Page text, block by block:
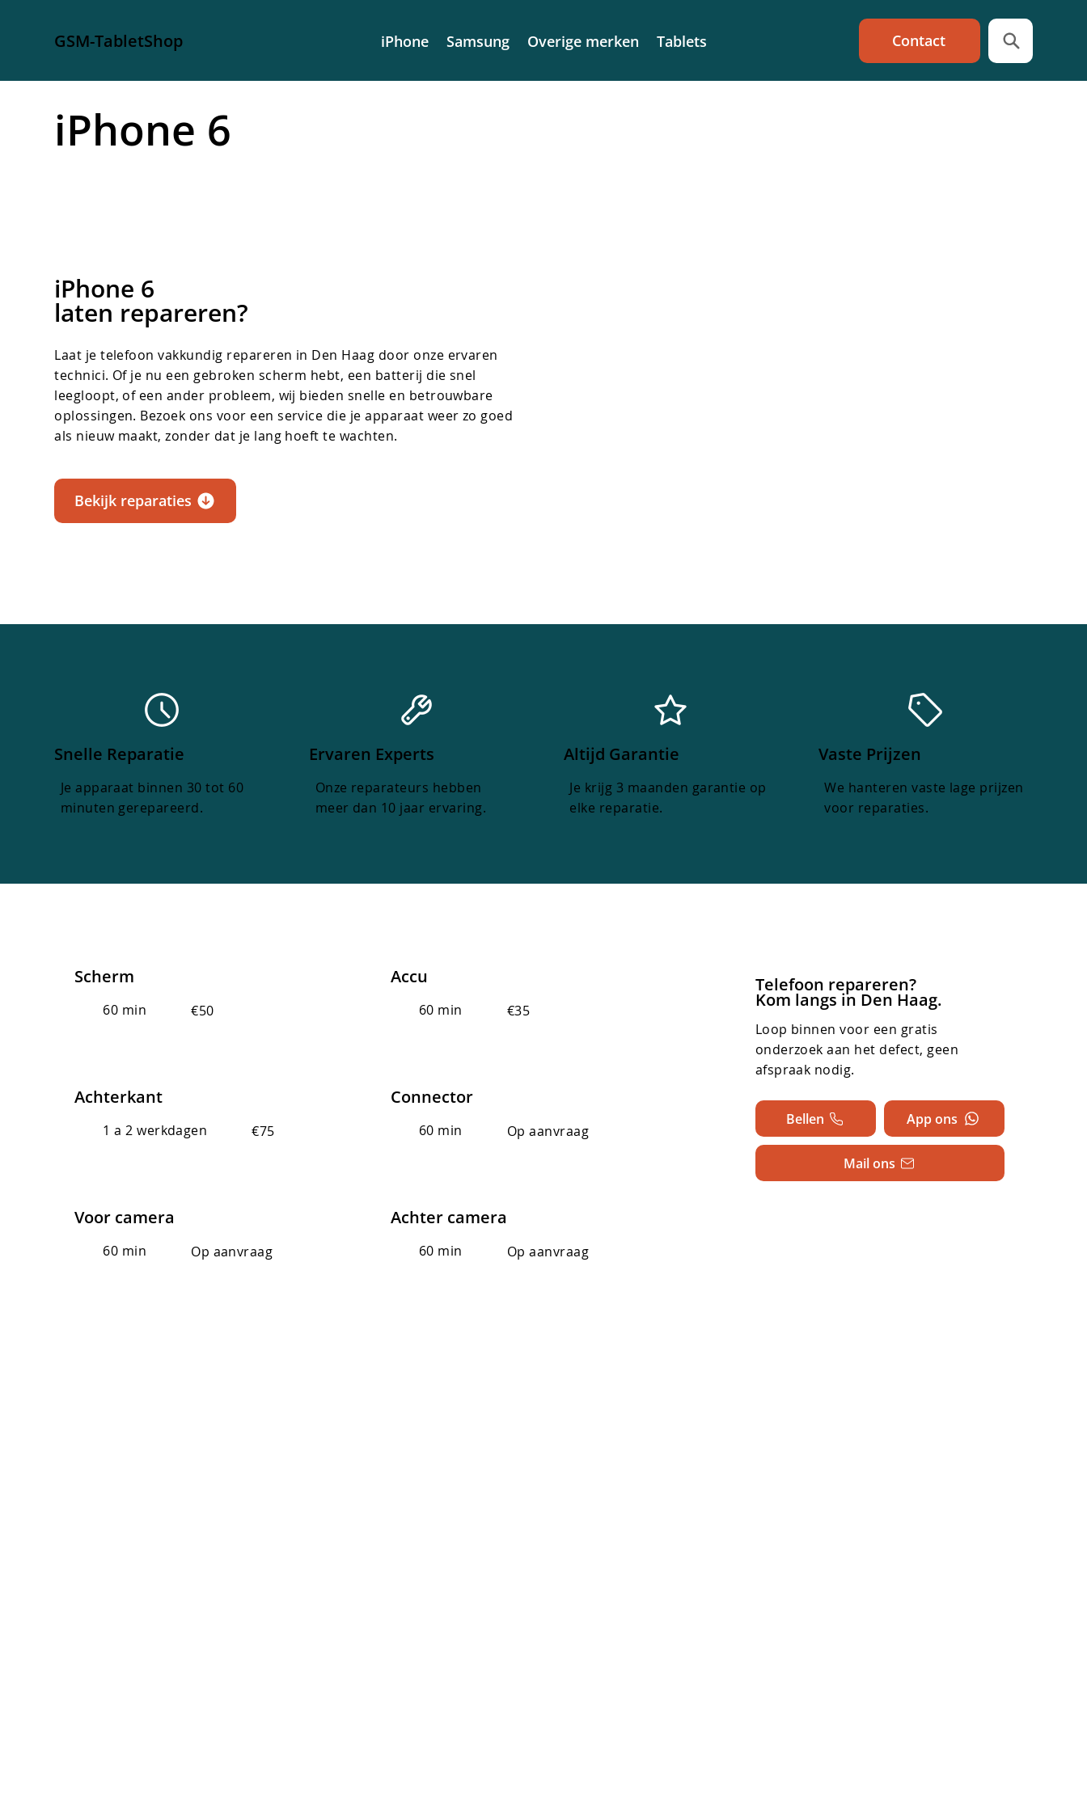
GSM-TabletShop iPhone Samsung Overige merken Tablets Contact
iPhone 6
iPhone 6
laten repareren?
Laat je telefoon vakkundig repareren in Den Haag door onze ervaren
technici. Of je nu een gebroken scherm hebt, een batterij die snel
leegloopt, of een ander probleem, wij bieden snelle en betrouwbare
oplossingen. Bezoek ons voor een service die je apparaat weer zo goed
als nieuw maakt, zonder dat je lang hoeft te wachten.
Bekijk reparaties
Snelle Reparatie
Je apparaat binnen 30 tot 60
minuten gerepareerd.
Altijd Garantie
Je krijg 3 maanden garantie op
elke reparatie.
Ervaren Experts
Onze reparateurs hebben
meer dan 10 jaar ervaring.
Vaste Prijzen
We hanteren vaste lage prijzen
voor reparaties.
Telefoon repareren?
Kom langs in Den Haag.
Loop binnen voor een gratis
onderzoek aan het defect, geen
afspraak nodig.
Mail ons
Bellen App ons
Scherm
60 min €50
Accu
60 min €35
Achter camera
60 min Op aanvraag
Connector
60 min Op aanvraag
Voor camera
60 min Op aanvraag
Achterkant
1 a 2 werkdagen €75